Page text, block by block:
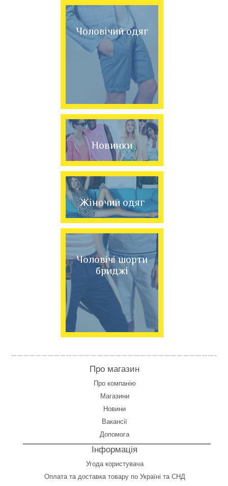
Чоловічий одяг
Новинки
Жіночий одяг
Чоловічі шорти
бриджі
Про магазин
Про компанію
Магазини
Новини
Вакансії
Допомога
Інформація
Угода користувача
Оплата та доставка товару по Україні та СНД